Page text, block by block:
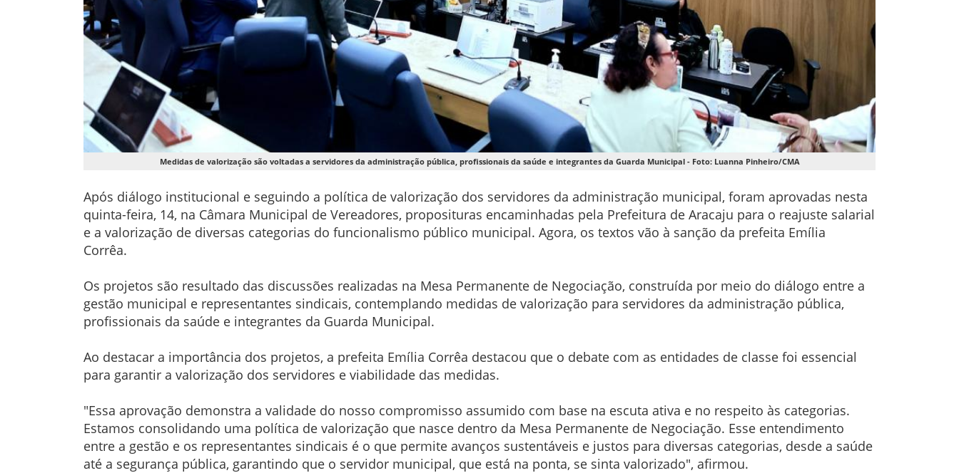
Medidas de valorização são voltadas a servidores da administração pública, profissionais da saúde e integrantes da Guarda Municipal - Foto: Luanna Pinheiro/CMA
Após diálogo institucional e seguindo a política de valorização dos servidores da administração municipal, foram aprovadas nesta
quinta-feira, 14, na Câmara Municipal de Vereadores, proposituras encaminhadas pela Prefeitura de Aracaju para o reajuste salarial
e a valorização de diversas categorias do funcionalismo público municipal. Agora, os textos vão à sanção da prefeita Emília
Corrêa.
Os projetos são resultado das discussões realizadas na Mesa Permanente de Negociação, construída por meio do diálogo entre a
gestão municipal e representantes sindicais, contemplando medidas de valorização para servidores da administração pública,
profissionais da saúde e integrantes da Guarda Municipal.
Ao destacar a importância dos projetos, a prefeita Emília Corrêa destacou que o debate com as entidades de classe foi essencial
para garantir a valorização dos servidores e viabilidade das medidas.
"Essa aprovação demonstra a validade do nosso compromisso assumido com base na escuta ativa e no respeito às categorias.
Estamos consolidando uma política de valorização que nasce dentro da Mesa Permanente de Negociação. Esse entendimento
entre a gestão e os representantes sindicais é o que permite avanços sustentáveis e justos para diversas categorias, desde a saúde
até a segurança pública, garantindo que o servidor municipal, que está na ponta, se sinta valorizado", afirmou.